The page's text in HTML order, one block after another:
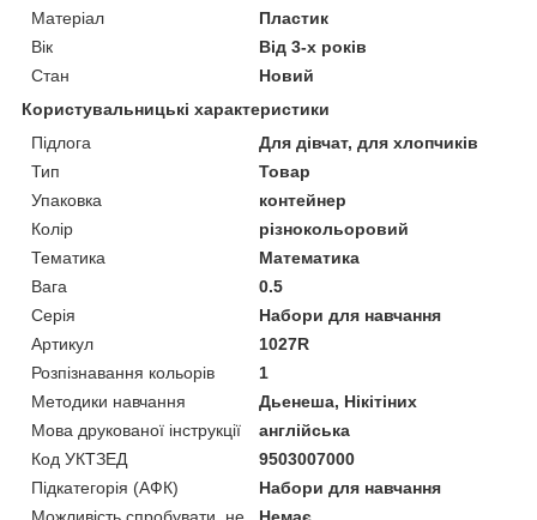
Матеріал
Пластик
Вік
Від 3-х років
Стан
Новий
Користувальницькі характеристики
Підлога
Для дівчат, для хлопчиків
Тип
Товар
Упаковка
контейнер
Колір
різнокольоровий
Тематика
Математика
Вага
0.5
Серія
Набори для навчання
Артикул
1027R
Розпізнавання кольорів
1
Методики навчання
Дьенеша, Нікітіних
Мова друкованої інструкції
англійська
Код УКТЗЕД
9503007000
Підкатегорія (АФК)
Набори для навчання
Можливість спробувати, не
Немає